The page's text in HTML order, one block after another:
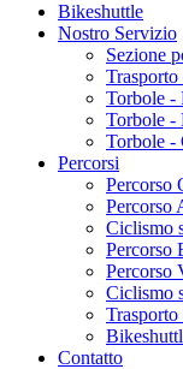
Bikeshuttle
Nostro Servizio
Sezione
Trasporto
Torbole -
Torbole -
Torbole -
Percorsi
Percorso
Percorso
Ciclismo
Percorso
Percorso
Ciclismo
Contatto